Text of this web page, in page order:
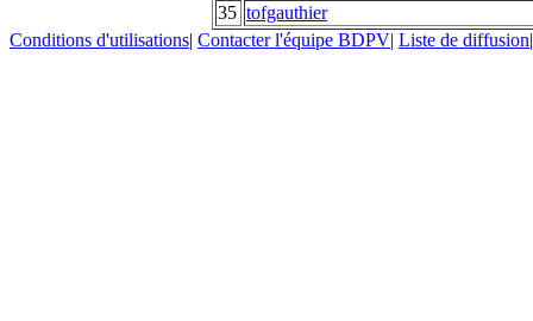
35 tofgauthier
Conditions d'utilisations| Contacter l'équipe BDPV| Liste de diffusion